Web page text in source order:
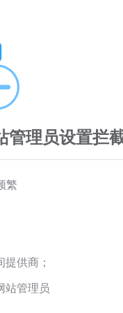
管理员设置拦
繁
供商；
站管理员